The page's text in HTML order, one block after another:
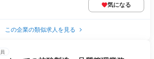
気になる
この企業の類似求人を見る